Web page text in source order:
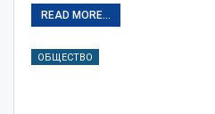
READ MORE...
ОБЩЕСТВО